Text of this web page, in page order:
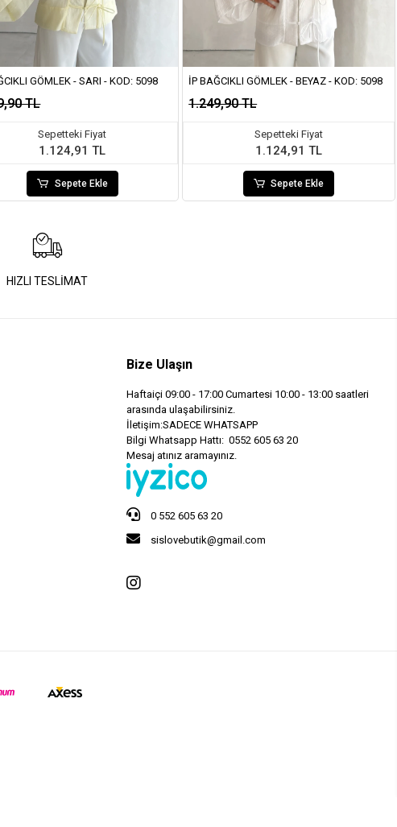
GÖMLEK - SARI - KOD: 5098
TL
Sepetteki Fiyat
1.124,91 TL
Sepete Ekle
İP BAĞCIKLI GÖMLEK - BEYAZ - KOD: 5098
1.249,90 TL
Sepetteki Fiyat
1.124,91 TL
Sepete Ekle
HIZLI TESLİMAT
Bize Ulaşın
Haftaiçi 09:00 - 17:00 Cumartesi 10:00 - 13:00 saatleri
arasında ulaşabilirsiniz.
İletişim:SADECE WHATSAPP
Bilgi Whatsapp Hattı: 0552 605 63 20
Mesaj atınız aramayınız.
0 552 605 63 20
sislovebutik@gmail.com